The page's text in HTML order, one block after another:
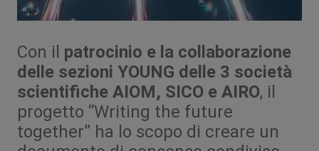
Con il patrocinio e la collaborazione
delle sezioni YOUNG delle 3 società
scientifiche AIOM, SICO e AIRO, il
progetto “Writing the future
together” ha lo scopo di creare un